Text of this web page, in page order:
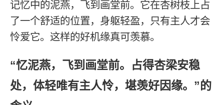
记忆中的泥燕，飞到画堂前。它在杏树枝上占
了一个舒适的位置，身躯轻盈，只有主人才会
怜爱它。这样的好机缘真可羡慕。
“忆泥燕，飞到画堂前。占得杏梁安稳
处，体轻唯有主人怜，堪羡好因缘。”的